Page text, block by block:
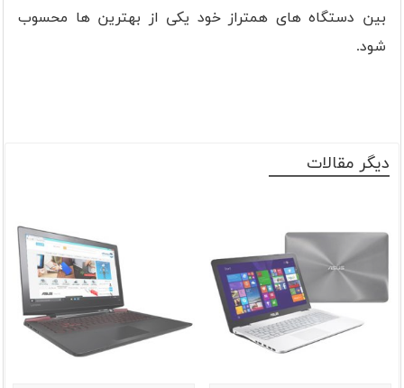
بین دستگاه های همتراز خود یکی از بهترین ها محسوب
شود.
دیگر مقالات